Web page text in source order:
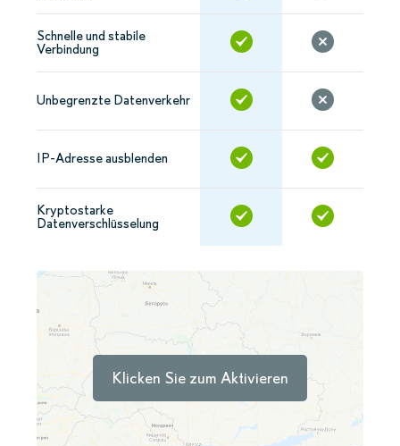
Schnelle und stabile
Verbindung
Unbegrenzte Datenverkehr
IP-Adresse ausblenden
Kryptostarke
Datenverschlüsselung
Klicken Sie zum Aktivieren